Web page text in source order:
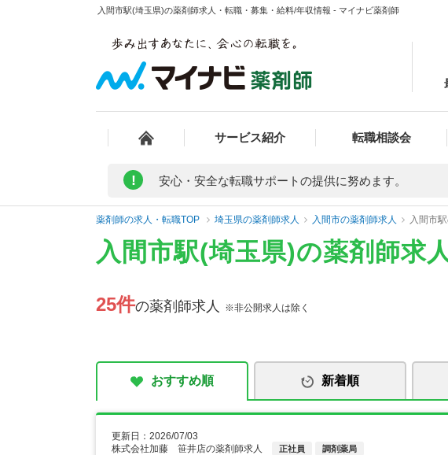
入間市駅(埼玉県)の薬剤師求人・転職・募集・給料/年収情報 - マイナビ薬剤師
サービス紹介 転職相談会
! 安心・安全な転職サポートの提供に努めます。
薬剤師の求人・転職TOP 埼玉県の薬剤師求人 入間市の薬剤師求人 入間市
入間市駅(埼玉県)の薬剤師求
25件の薬剤師求人 ※非公開求人は除く
おすすめ順 新着順
更新日：2026/07/03
株式会社加藤 笹井店の薬剤師求人
正社員 調剤薬局